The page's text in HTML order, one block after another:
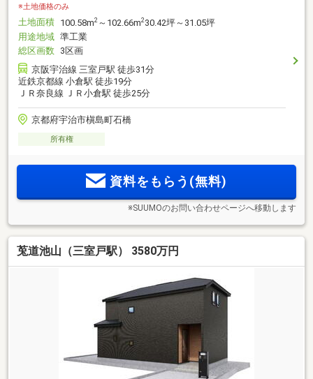
※土地価格のみ
土地面積 100.58m2 ～102.66m2 30.42坪～31.05坪
用途地域 準工業
総区画数 3区画
京阪宇治線 三室戸駅 徒歩31分
近鉄京都線 小倉駅 徒歩19分
ＪＲ奈良線 ＪＲ小倉駅 徒歩25分
京都府宇治市槇島町石橋
所有権
資料をもらう(無料)
※SUUMOのお問い合わせページへ移動します
莵道池山（三室戸駅） 3580万円